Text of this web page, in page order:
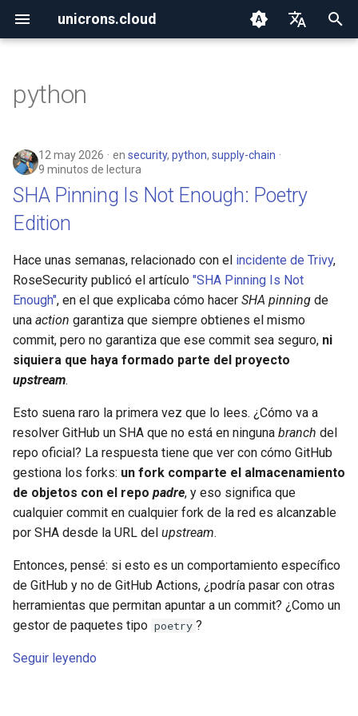
unicrons.cloud
i
i
a
i
z
n
ú
q
u
e
d
a
2026
2025
2024
SHA Pinning Is Not Enough:
python
12 may 2026 en security, python, supply-chain
9 minutos de lectura
SHA Pinning Is Not Enough: Poetry
Edition
Hace unas semanas, relacionado con el incidente de Trivy,
RoseSecurity publicó el artículo "SHA Pinning Is Not
Enough", en el que explicaba cómo hacer SHA pinning de
una action garantiza que siempre obtienes el mismo
commit, pero no garantiza que ese commit sea seguro, ni
siquiera que haya formado parte del proyecto
upstream.
Esto suena raro la primera vez que lo lees. ¿Cómo va a
resolver GitHub un SHA que no está en ninguna branch del
repo oficial? La respuesta tiene que ver con cómo GitHub
gestiona los forks: un fork comparte el almacenamiento
de objetos con el repo padre, y eso significa que
cualquier commit en cualquier fork de la red es alcanzable
por SHA desde la URL del upstream.
Entonces, pensé: si esto es un comportamiento específico
de GitHub y no de GitHub Actions, ¿podría pasar con otras
herramientas que permitan apuntar a un commit? ¿Como un
gestor de paquetes tipo poetry ?
Seguir leyendo